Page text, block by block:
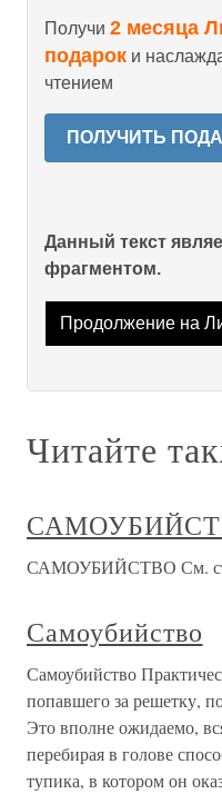
Получи 2 месяца
подарок и
чтением
ПОЛУЧИТЬ
Данный текст
фрагментом.
Продолжение на
Читайте
САМОУБИЙСТВО См.
Самоубийство
Самоубийство
попавшего за решетку,
Это вполне ожидаемо,
перебирая в голове
тупика, в котором он